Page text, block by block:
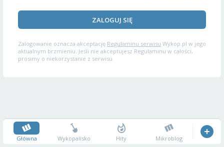
ZALOGUJ SIĘ
Zalogowanie oznacza akceptację Regulaminu serwisu Wykop.pl w jego
aktualnym brzmieniu. Jeśli nie akceptujesz Regulaminu w całości,
prosimy o niekorzystanie z serwisu.
Główna Wykopalisko Hity Mikroblog